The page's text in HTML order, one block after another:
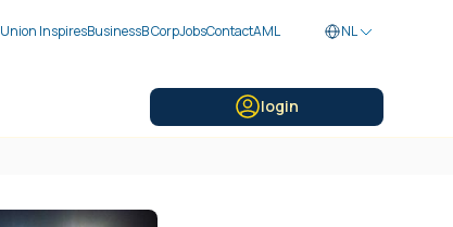
Union InspiresBusinessB CorpJobsContactAML NL
login